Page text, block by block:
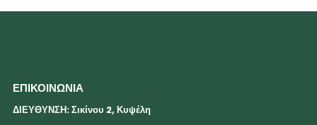
ΕΠΙΚΟΙΝΩΝΙΑ
ΔΙΕΥΘΥΝΣΗ: Σικίνου 2, Κυψέλη